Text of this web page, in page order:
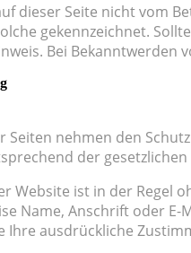
dieser Seite nicht vom
gekennzeichnet.
Bei Bekanntwerden
Seiten nehmen den
der
Website ist in der Regel
Name, Anschrift oder
Ihre ausdrückliche